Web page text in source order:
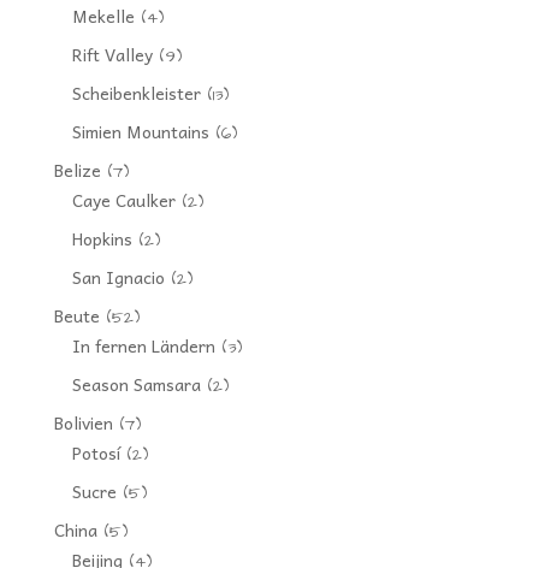
Mekelle (4)
Rift Valley(9)
Scheibenkleister(13)
Simien Mountains (6)
Belize (7)
Caye Caulker(2)
Hopkins (2)
San Ignacio (2)
Beute (52)
In fernen Ländern (3)
Season Samsara(2)
Bolivien (7)
Potosí(2)
Sucre (5)
China(5)
Beijing (4)